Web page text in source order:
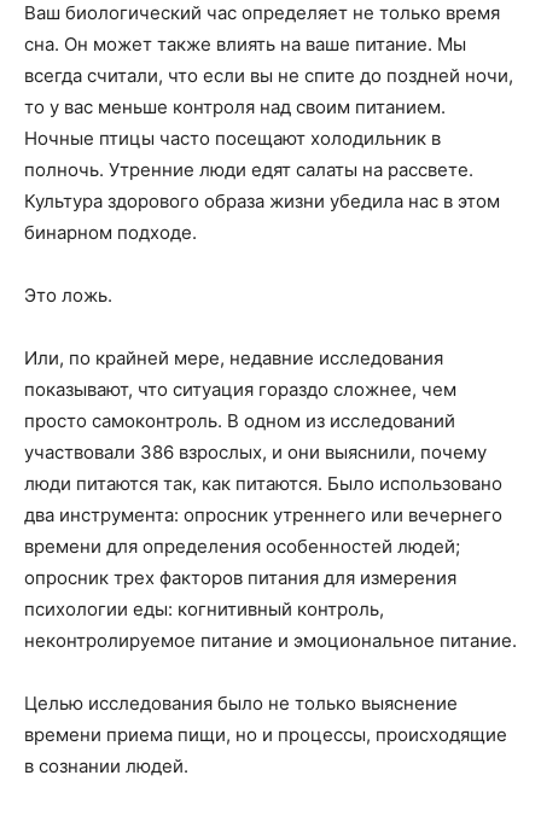
Ваш биологический час определяет не только время
сна. Он может также влиять на ваше питание. Мы
всегда считали, что если вы не спите до поздней ночи,
то у вас меньше контроля над своим питанием.
Ночные птицы часто посещают холодильник в
полночь. Утренние люди едят салаты на рассвете.
Культура здорового образа жизни убедила нас в этом
бинарном подходе.
Это ложь.
Или, по крайней мере, недавние исследования
показывают, что ситуация гораздо сложнее, чем
просто самоконтроль. В одном из исследований
участвовали 386 взрослых, и они выяснили, почему
люди питаются так, как питаются. Было использовано
два инструмента: опросник утреннего или вечернего
времени для определения особенностей людей;
опросник трех факторов питания для измерения
психологии еды: когнитивный контроль,
неконтролируемое питание и эмоциональное питание.
Целью исследования было не только выяснение
времени приема пищи, но и процессы, происходящие
в сознании людей.